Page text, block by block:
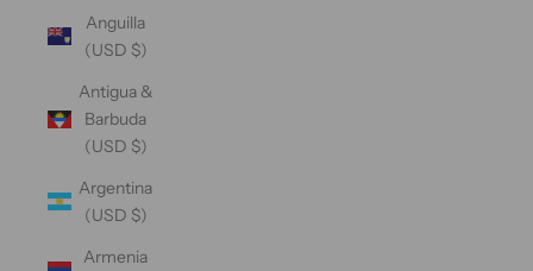
Anguilla
(USD $)
Antigua &
Barbuda
(USD $)
Argentina
(USD $)
Armenia